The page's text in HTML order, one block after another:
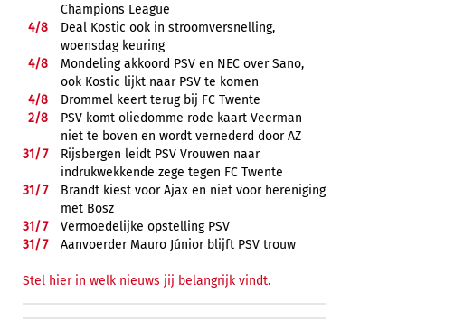
Champions League
4/8
Deal Kostic ook in stroomversnelling,
woensdag keuring
4/8
Mondeling akkoord PSV en NEC over Sano,
ook Kostic lijkt naar PSV te komen
4/8
Drommel keert terug bij FC Twente
2/8
PSV komt oliedomme rode kaart Veerman
niet te boven en wordt vernederd door AZ
31/7
Rijsbergen leidt PSV Vrouwen naar
indrukwekkende zege tegen FC Twente
31/7
Brandt kiest voor Ajax en niet voor hereniging
met Bosz
31/7
Vermoedelijke opstelling PSV
31/7 Aanvoerder Mauro Júnior blijft PSV trouw
Stel hier in welk nieuws jij belangrijk vindt.